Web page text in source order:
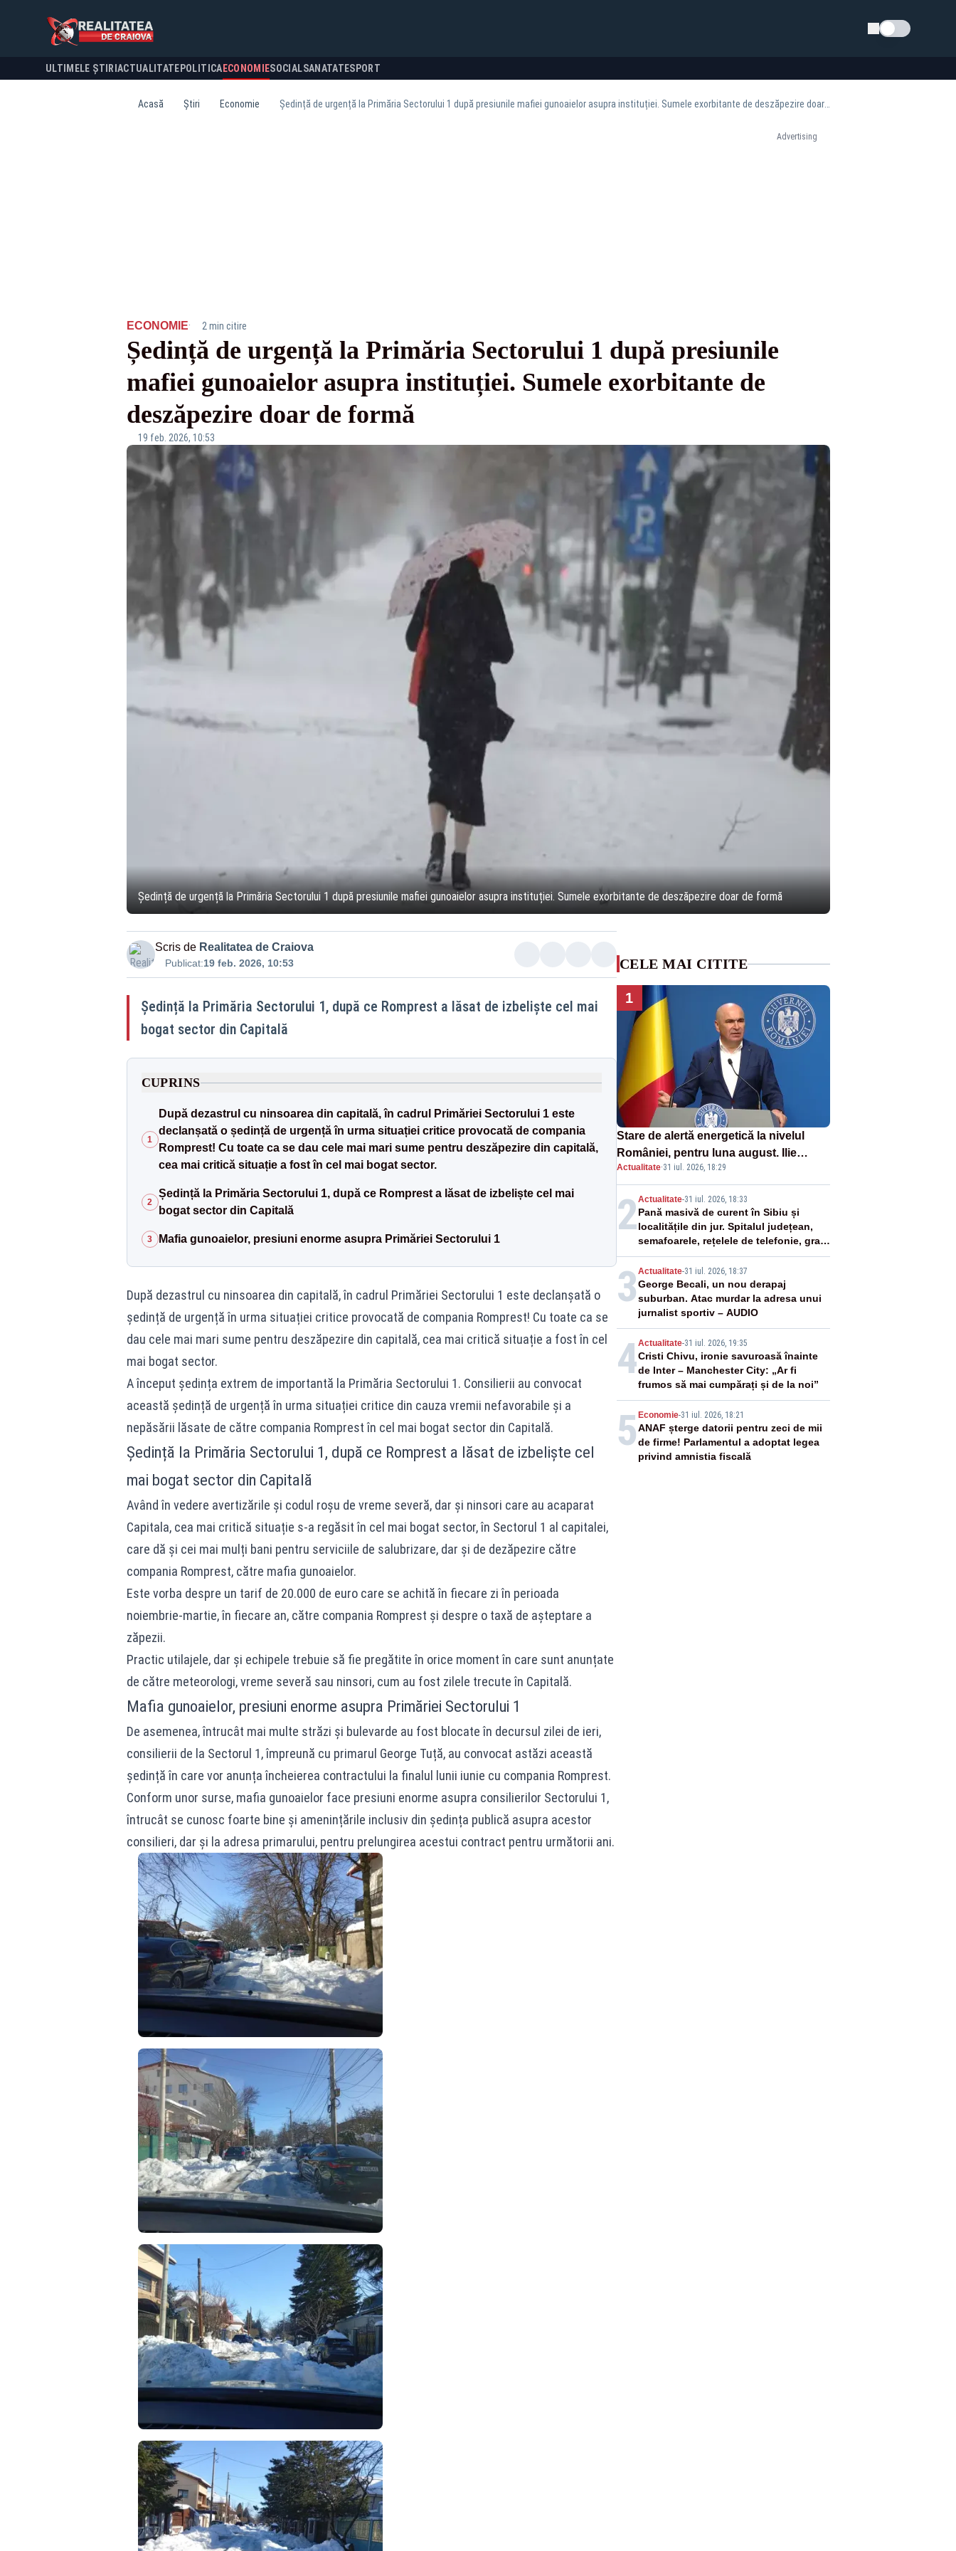
Schimba tema
ULTIMELE ȘTIRI ACTUALITATE POLITICA ECONOMIESOCIALSANATATESPORT
Acasă Știri Economie Ședință de urgență la Primăria Sectorului 1 după presiunile mafiei gunoaielor asupra instituției. Sumele exorbitante de deszăpezire doar de formă
Advertising
ECONOMIE· 2 min citire
Ședință de urgență la Primăria Sectorului 1 după presiunile
mafiei gunoaielor asupra instituției. Sumele exorbitante de
deszăpezire doar de formă
19 feb. 2026, 10:53
Ședință de urgență la Primăria Sectorului 1 după presiunile mafiei gunoaielor asupra instituției. Sumele exorbitante de deszăpezire doar de formă
Scris de Realitatea de Craiova
Publicat:19 feb. 2026, 10:53
Ședință la Primăria Sectorului 1, după ce Romprest a lăsat de izbeliște cel mai
bogat sector din Capitală
CUPRINS
1
După dezastrul cu ninsoarea din capitală, în cadrul Primăriei Sectorului 1 este
declanșată o ședință de urgență în urma situației critice provocată de compania
Romprest! Cu toate ca se dau cele mai mari sume pentru deszăpezire din capitală,
cea mai critică situație a fost în cel mai bogat sector.
2
Ședință la Primăria Sectorului 1, după ce Romprest a lăsat de izbeliște cel mai
bogat sector din Capitală
3 Mafia gunoaielor, presiuni enorme asupra Primăriei Sectorului 1
După dezastrul cu ninsoarea din capitală, în cadrul Primăriei Sectorului 1 este declanșată o
ședință de urgență în urma situației critice provocată de compania Romprest! Cu toate ca se
dau cele mai mari sume pentru deszăpezire din capitală, cea mai critică situație a fost în cel
mai bogat sector.
A început ședința extrem de importantă la Primăria Sectorului 1. Consilierii au convocat
această ședință de urgență în urma situației critice din cauza vremii nefavorabile și a
nepăsării lăsate de către compania Romprest în cel mai bogat sector din Capitală.
Ședință la Primăria Sectorului 1, după ce Romprest a lăsat de izbeliște cel
mai bogat sector din Capitală
Având în vedere avertizările și codul roșu de vreme severă, dar și ninsori care au acaparat
Capitala, cea mai critică situație s-a regăsit în cel mai bogat sector, în Sectorul 1 al capitalei,
care dă și cei mai mulți bani pentru serviciile de salubrizare, dar și de dezăpezire către
compania Romprest, către mafia gunoaielor.
Este vorba despre un tarif de 20.000 de euro care se achită în fiecare zi în perioada
noiembrie-martie, în fiecare an, către compania Romprest și despre o taxă de așteptare a
zăpezii.
Practic utilajele, dar și echipele trebuie să fie pregătite în orice moment în care sunt anunțate
de către meteorologi, vreme severă sau ninsori, cum au fost zilele trecute în Capitală.
Mafia gunoaielor, presiuni enorme asupra Primăriei Sectorului 1
De asemenea, întrucât mai multe străzi și bulevarde au fost blocate în decursul zilei de ieri,
consilierii de la Sectorul 1, împreună cu primarul George Tuță, au convocat astăzi această
ședință în care vor anunța încheierea contractului la finalul lunii iunie cu compania Romprest.
Conform unor surse, mafia gunoaielor face presiuni enorme asupra consilierilor Sectorului 1,
întrucât se cunosc foarte bine și amenințările inclusiv din ședința publică asupra acestor
consilieri, dar și la adresa primarului, pentru prelungirea acestui contract pentru următorii ani.
CELE MAI CITITE
1
Stare de alertă energetică la nivelul
României, pentru luna august. Ilie
Bolojan a anunțat importuri și posibile
restricții – VIDEO
Actualitate·31 iul. 2026, 18:29
2Actualitate-31 iul. 2026, 18:33
Pană masivă de curent în Sibiu și
localitățile din jur. Spitalul județean,
semafoarele, rețelele de telefonie, grav
afectate
3 Actualitate-31 iul. 2026, 18:37
George Becali, un nou derapaj
suburban. Atac murdar la adresa unui
jurnalist sportiv – AUDIO
4Actualitate-31 iul. 2026, 19:35
Cristi Chivu, ironie savuroasă înainte
de Inter – Manchester City: „Ar fi
frumos să mai cumpărați și de la noi”
5 Economie-31 iul. 2026, 18:21
ANAF șterge datorii pentru zeci de mii
de firme! Parlamentul a adoptat legea
privind amnistia fiscală